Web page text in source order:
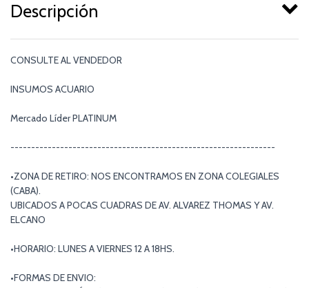
Descripción
CONSULTE AL VENDEDOR
INSUMOS ACUARIO
Mercado Líder PLATINUM
----------------------------------------------------------------
•ZONA DE RETIRO: NOS ENCONTRAMOS EN ZONA COLEGIALES
(CABA).
UBICADOS A POCAS CUADRAS DE AV. ALVAREZ THOMAS Y AV.
ELCANO
•HORARIO: LUNES A VIERNES 12 A 18HS.
•FORMAS DE ENVIO: